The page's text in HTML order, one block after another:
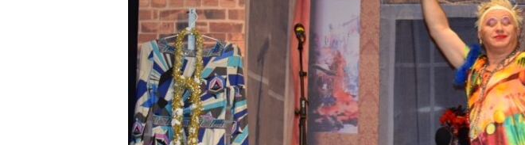
УКРАЇНСЬКА ПРОБЛЕМА КРИМУ